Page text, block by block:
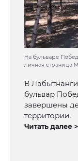
На бульваре
личная страница
В
бульвар
завершены
территории.
Читать далее >